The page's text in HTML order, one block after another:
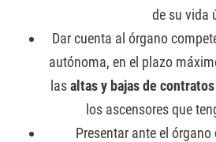
de su vida
Dar cuenta al órgano
autónoma, en el plazo
lasaltas y bajas de contratos
los ascensores que
Presentar ante el